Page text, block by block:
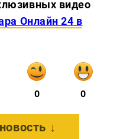
видео
Онлайн 24 в
0 0
↓